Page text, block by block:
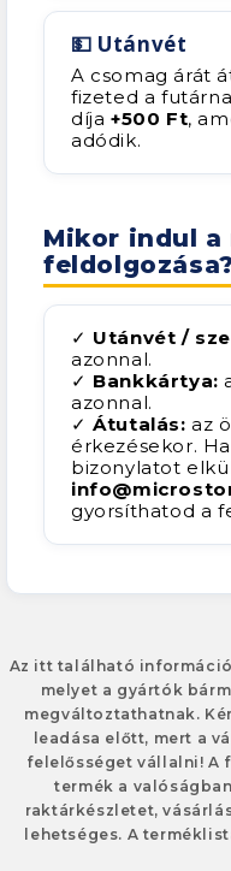
💵 Utánvét
A csomag árát
fizeted a
díja +500 Ft,
adódik.
Mikor indul a
feldolgozása?
✓ Utánvét /
azonnal.
✓ Bankkártya:
azonnal.
✓Átutalás: az
érkezésekor.
bizonylatot
gyorsíthatod a
Az itt található
melyet a gyártók
megváltoztathatnak.
leadása előtt, mert a
felelősséget vállalni! A
termék a
raktárkészletet,
lehetséges. A